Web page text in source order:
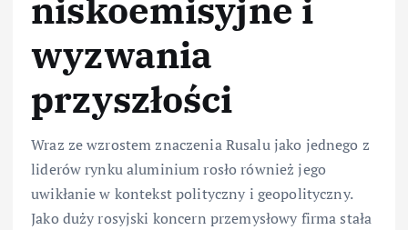
niskoemisyjne i
wyzwania
przyszłości
Wraz ze wzrostem znaczenia Rusalu jako jednego z
liderów rynku aluminium rosło również jego
uwikłanie w kontekst polityczny i geopolityczny.
Jako duży rosyjski koncern przemysłowy firma stała